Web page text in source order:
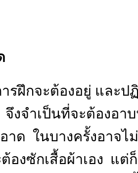
รฝึกจะต้องอยู่ และป
งจำเป็นที่จะต้องอา
าด ในบางครั้งอาจไ
องซักเสื้อผ้าเอง แต่